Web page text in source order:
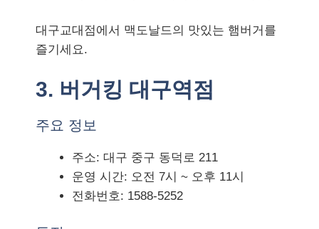
대구교대점에서 맥도날드의 맛있는 햄버거를
즐기세요.
3. 버거킹 대구역점
주요 정보
주소: 대구 중구 동덕로 211
운영 시간: 오전 7시 ~ 오후 11시
전화번호: 1588-5252